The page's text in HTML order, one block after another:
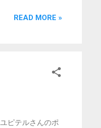
国の「道の駅」
すると、なんと
READ MORE »
ピテルさんのポ